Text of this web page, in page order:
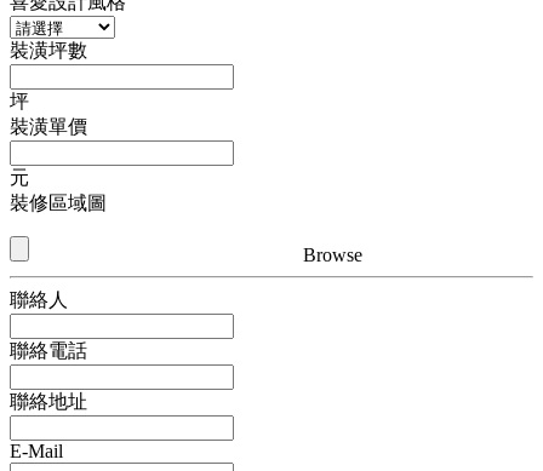
裝潢坪數
坪
裝潢單價
元
裝修區域圖
Browse
聯絡人
聯絡電話
聯絡地址
E-Mail